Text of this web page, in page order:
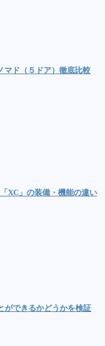
マド（５ドア）徹底比較
XC」の装備・機能の違い
ができるかどうかを検証